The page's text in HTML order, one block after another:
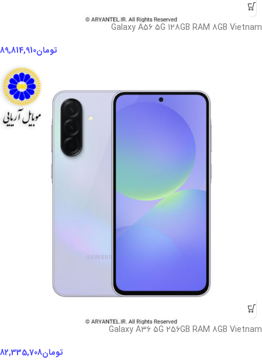
Galaxy A56 5G 128GB RAM 8GB Vietnam
تومان89,814,910
Galaxy A36 5G 256GB RAM 8GB Vietnam
تومان82,335,708